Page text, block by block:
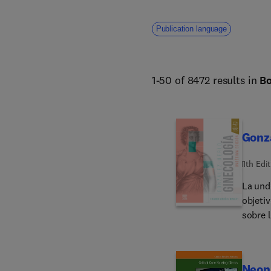
Publication language
1-50 of 8472 results in
11th
La
sobre
todos